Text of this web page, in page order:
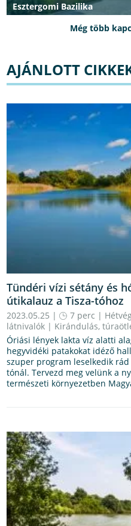
Esztergomi Bazilika
Még több
AJÁNLOTT
Tündéri vízi sétány és
útikalauz a Tisza-tóhoz
2023.05.25 | 7 perc |
látnivalók | Kirándulás,
Óriási lények lakta víz alatti
hegyvidéki patakokat idéző
szuper program leselkedik
tónál. Tervezd meg velünk a
természeti környezetben